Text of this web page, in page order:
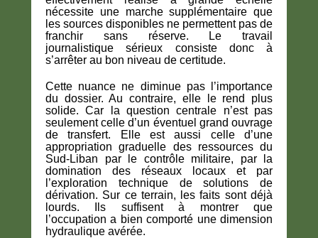
nécessite une marche supplémentaire que
les sources disponibles ne permettent pas de
franchir sans réserve. Le travail
journalistique sérieux consiste donc à
s’arrêter au bon niveau de certitude.
Cette nuance ne diminue pas l’importance
du dossier. Au contraire, elle le rend plus
solide. Car la question centrale n’est pas
seulement celle d’un éventuel grand ouvrage
de transfert. Elle est aussi celle d’une
appropriation graduelle des ressources du
Sud-Liban par le contrôle militaire, par la
domination des réseaux locaux et par
l’exploration technique de solutions de
dérivation. Sur ce terrain, les faits sont déjà
lourds. Ils suffisent à montrer que
l’occupation a bien comporté une dimension
hydraulique avérée.